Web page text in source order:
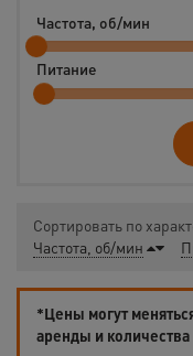
Частота, об/мин
Питание
Сортировать по
Частота, об/мин
*Цены могут
аренды и количества